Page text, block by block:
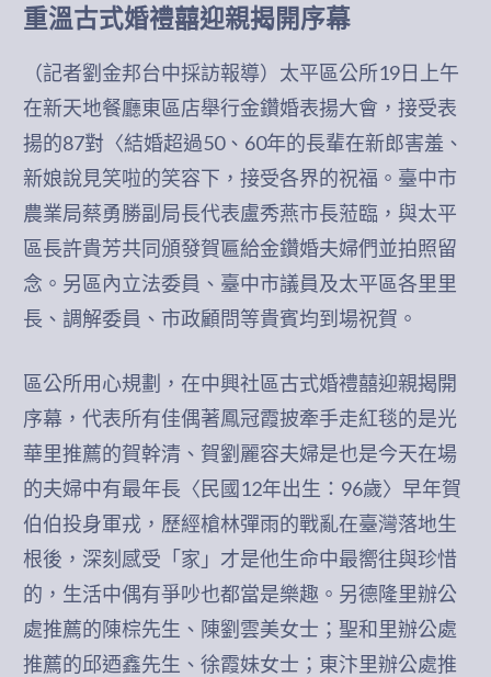
重溫古式婚禮囍迎親揭開序幕
（記者劉金邦台中採訪報導）太平區公所19日上午
在新天地餐廳東區店舉行金鑽婚表揚大會，接受表
揚的87對〈結婚超過50、60年的長輩在新郎害羞、
新娘說見笑啦的笑容下，接受各界的祝福。臺中市
農業局蔡勇勝副局長代表盧秀燕市長蒞臨，與太平
區長許貴芳共同頒發賀匾給金鑽婚夫婦們並拍照留
念。另區內立法委員、臺中市議員及太平區各里里
長、調解委員、市政顧問等貴賓均到場祝賀。
區公所用心規劃，在中興社區古式婚禮囍迎親揭開
序幕，代表所有佳偶著鳳冠霞披牽手走紅毯的是光
華里推薦的賀幹清、賀劉麗容夫婦是也是今天在場
的夫婦中有最年長〈民國12年出生：96歲〉早年賀
伯伯投身軍戎，歷經槍林彈雨的戰亂在臺灣落地生
根後，深刻感受「家」才是他生命中最嚮往與珍惜
的，生活中偶有爭吵也都當是樂趣。另德隆里辦公
處推薦的陳棕先生、陳劉雲美女士；聖和里辦公處
推薦的邱迺鑫先生、徐霞妹女士；東汴里辦公處推